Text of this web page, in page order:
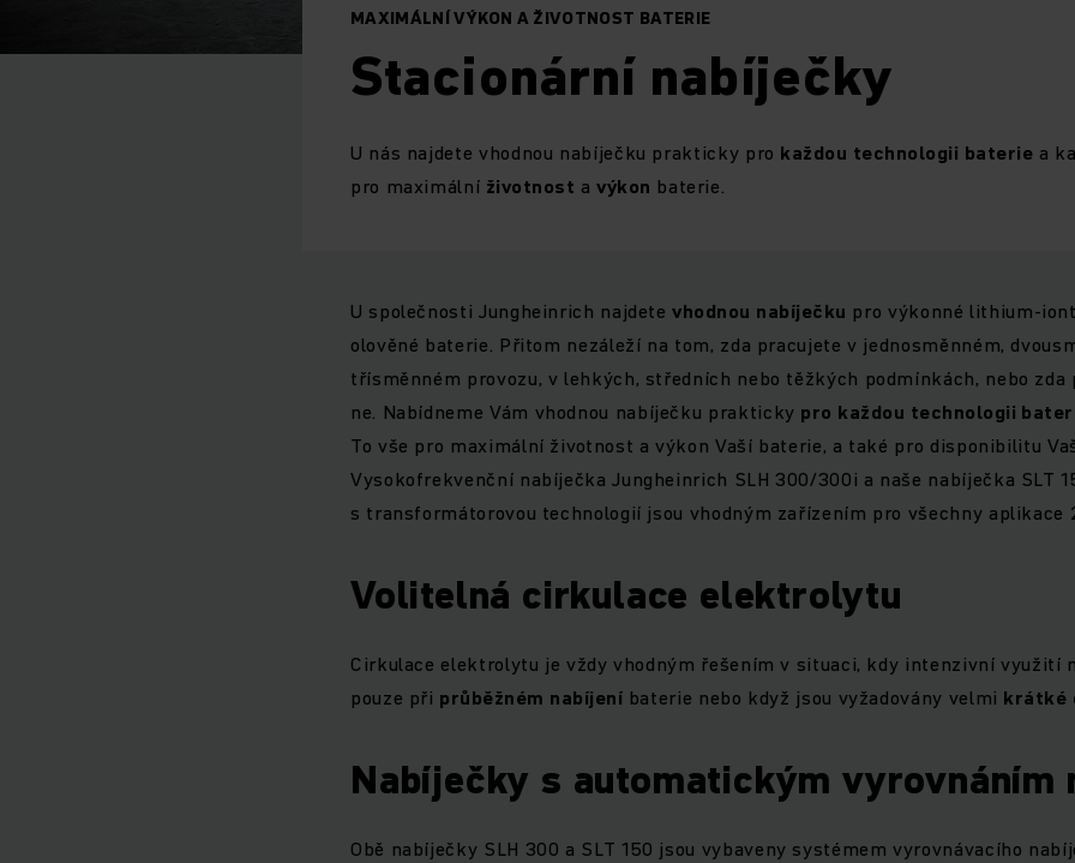
MAXIMÁLNÍ VÝKON A ŽIVOTNOST BATERIE
Stacionární nabíječky
U nás najdete vhodnou nabíječku prakticky pro každou technologii baterie a
pro maximální životnost avýkon baterie.
U společnosti Jungheinrich najdetevhodnou nabíječku pro výkonné lithium-
olověné baterie. Přitom nezáleží na tom, zda pracujete v jednosměnném,
třísměnném provozu, v lehkých, středních nebo těžkých podmínkách, nebo
ne. Nabídneme Vám vhodnou nabíječku prakticky pro každou technologii
To vše pro maximální životnost a výkon Vaší baterie, a také pro disponibilitu
Vysokofrekvenční nabíječka Jungheinrich SLH 300/300i a naše nabíječka SLT
s transformátorovou technologií jsou vhodným zařízením pro všechny aplikace
Volitelná cirkulace elektrolytu
Cirkulace elektrolytu je vždy vhodným řešením v situaci, kdy intenzivní využití
pouze při průběžném nabíjení baterie nebo když jsou vyžadovány velmi krátké
Nabíječky s automatickým vyrovnáním
Obě nabíječky SLH 300 a SLT 150 jsou vybaveny systémem vyrovnávacího